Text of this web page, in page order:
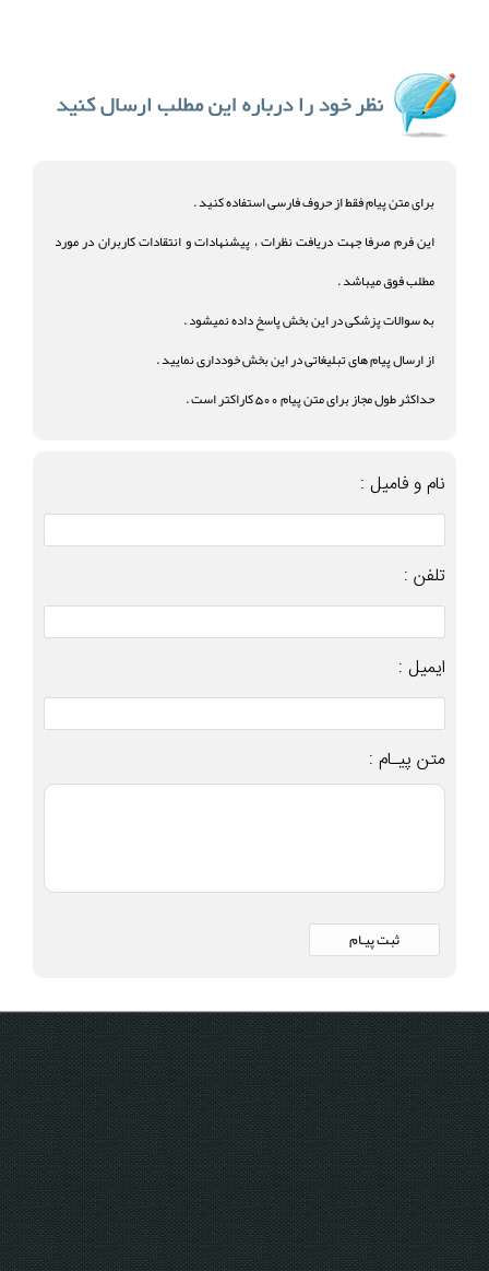
برای متن پیام فقط از حروف فارسی استفاده کنید .
این فرم صرفا جهت دریافت نظرات ، پیشنهادات و انتقادات کاربران در مورد
مطلب فوق میباشد .
به سوالات پزشکی در این بخش پاسخ داده نمیشود .
از ارسال پیام های تبلیغاتی در این بخش خودداری نمایید .
حداکثر طول مجاز برای متن پیام 500 کاراکتر است .
نام و فامیل :
تلفن :
ایمیل :
متن پیـام :